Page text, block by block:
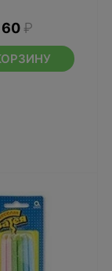
60 ₽